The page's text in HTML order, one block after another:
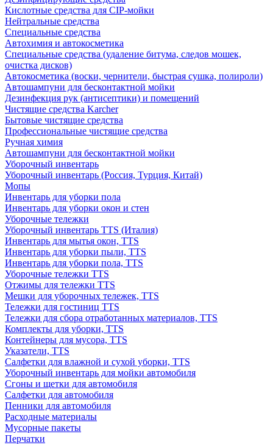
Кислотные средства для CIP-мойки
Нейтральные средства
Специальные средства
Автохимия и автокосметика
Специальные средства (удаление битума, следов мошек,
очистка дисков)
Автокосметика (воски, чернители, быстрая сушка, полироли)
Автошампуни для бесконтактной мойки
Дезинфекция рук (антисептики) и помещений
Чистящие средства Karcher
Бытовые чистящие средства
Профессиональные чистящие средства
Ручная химия
Автошампуни для бесконтактной мойки
Уборочный инвентарь
Уборочный инвентарь (Россия, Турция, Китай)
Мопы
Инвентарь для уборки пола
Инвентарь для уборки окон и стен
Уборочные тележки
Уборочный инвентарь TTS (Италия)
Инвентарь для мытья окон, TTS
Инвентарь для уборки пыли, TTS
Инвентарь для уборки пола, TTS
Уборочные тележки TTS
Отжимы для тележки TTS
Мешки для уборочных тележек, TTS
Тележки для гостиниц TTS
Тележки для сбора отработанных материалов, TTS
Комплекты для уборки, TTS
Контейнеры для мусора, TTS
Указатели, TTS
Салфетки для влажной и сухой уборки, TTS
Уборочный инвентарь для мойки автомобиля
Сгоны и щетки для автомобиля
Салфетки для автомобиля
Пенники для автомобиля
Расходные материалы
Мусорные пакеты
Перчатки